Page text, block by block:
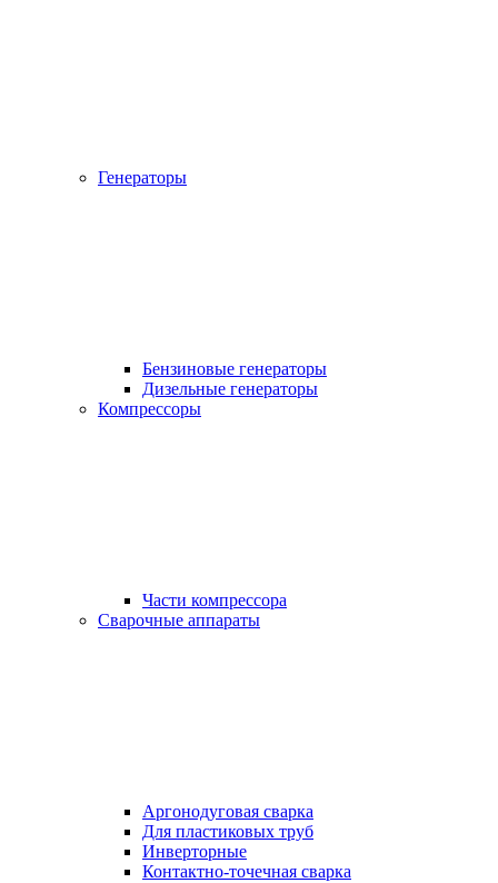
Генераторы
Бензиновые генераторы
Дизельные генераторы
Компрессоры
Части компрессора
Сварочные аппараты
Аргонодуговая сварка
Для пластиковых труб
Инверторные
Контактно-точечная сварка